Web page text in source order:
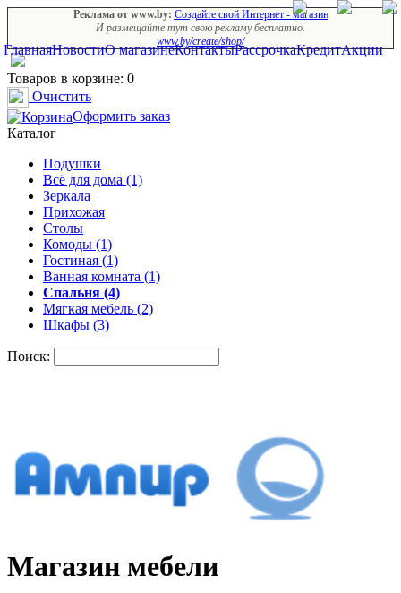
Реклама от www.by: Создайте свой Интернет - магазин
И размещайте тут свою рекламу бесплатно.
www.by/create/shop/
ГлавнаяНовостиО магазинеКонтактыРассрочкаКредитАкции
Товаров в корзине: 0
Очистить
Оформить заказ
Каталог
Подушки
Всё для дома (1)
Зеркала
Прихожая
Столы
Комоды (1)
Гостиная (1)
Ванная комната (1)
Спальня (4)
Мягкая мебель (2)
Шкафы (3)
Поиск:
Магазин мебели